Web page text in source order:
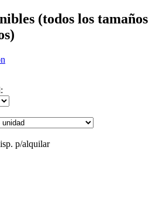
(todos los tamaños
p/alquilar